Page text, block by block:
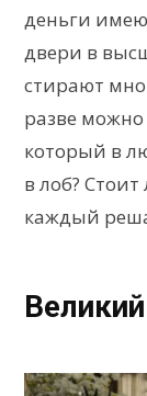
деньги
двери в
стирают
разве
который в
в лоб?
каждый